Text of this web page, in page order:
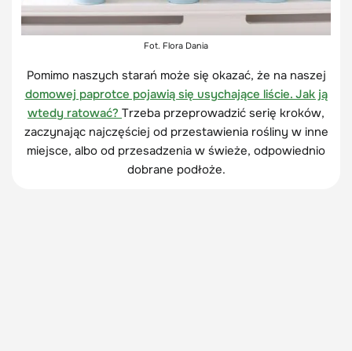
Fot. Flora Dania
Pomimo naszych starań może się okazać, że na naszej
domowej paprotce pojawią się usychające liście. Jak ją
wtedy ratować? Trzeba przeprowadzić serię kroków,
zaczynając najczęściej od przestawienia rośliny w inne
miejsce, albo od przesadzenia w świeże, odpowiednio
dobrane podłoże.